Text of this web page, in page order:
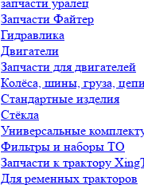
Запчасти Файтер
Гидравлика
Двигатели
Запчасти для двигателей
Колёса, шины, груза,
Стандартные изделия
Стёкла
Универсальные
Фильтры и наборы ТО
Запчасти к трактору
Для ременных тракторов